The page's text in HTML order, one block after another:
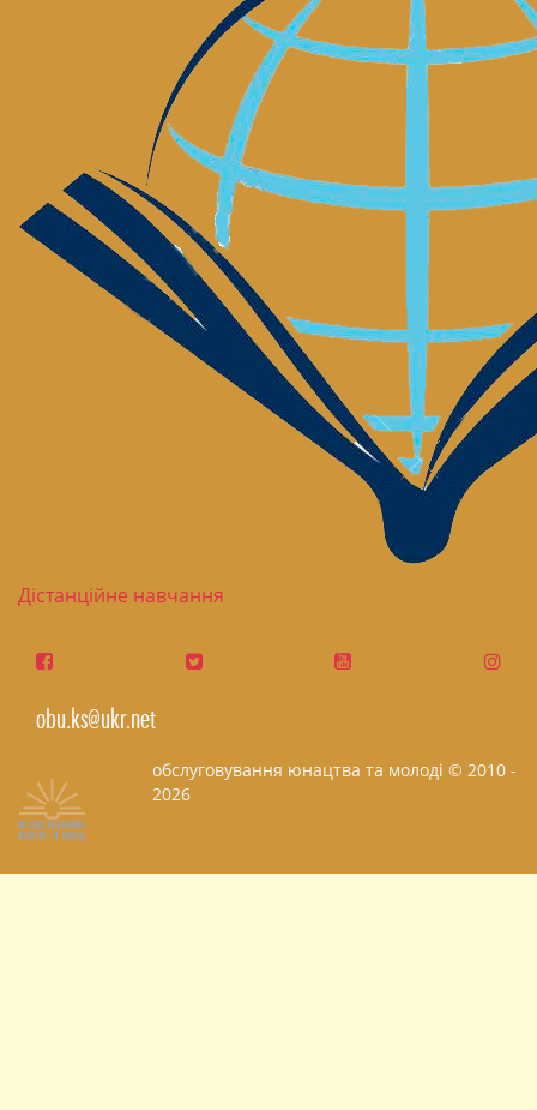
Дістанційне навчання
obu.ks@ukr.net
обслуговування юнацтва та молоді © 2010 -
2026